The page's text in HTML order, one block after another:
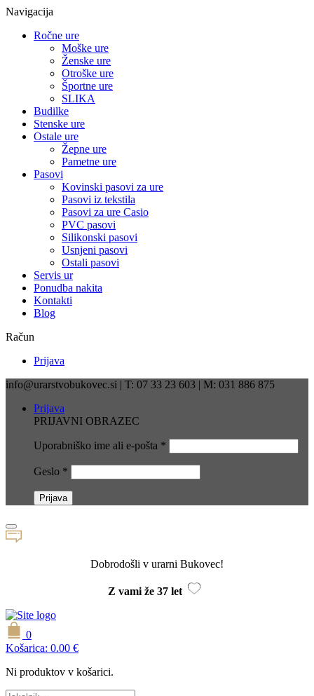
Navigacija
Ročne ure
Moške ure
Ženske ure
Otroške ure
Športne ure
SLIKA
Budilke
Stenske ure
Ostale ure
Žepne ure
Pametne ure
Pasovi
Kovinski pasovi za ure
Pasovi iz tekstila
Pasovi za ure Casio
PVC pasovi
Silikonski pasovi
Usnjeni pasovi
Ostali pasovi
Servis ur
Ponudba nakita
Kontakti
Blog
Račun
Prijava
info@urarstvobukovec.si | T: 07 33 23 603 | M: 031 886 875
Prijava
PRIJAVNI OBRAZEC
Uporabniško ime ali e-pošta *
Geslo *
Dobrodošli v urarni Bukovec!
Z vami že 37 let
0
Košarica: 0.00 €
Ni produktov v košarici.